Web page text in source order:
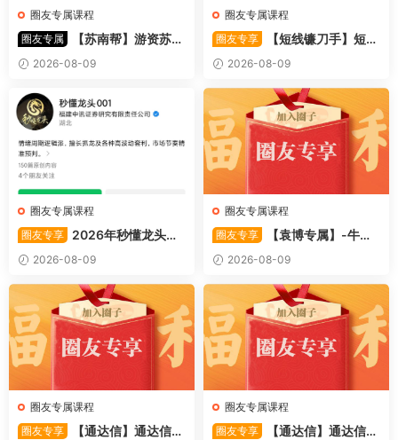
圈友专属课程
圈友专属
【苏南帮】游资苏南
帮资金情绪模式-强势股 视频
2026-08-09
圈友专属课程
圈友专享
【短线镰刀手】短线
镰刀手《强者恒强战法模型》
2026-08-09
圈友专属课程
圈友专享
2026年秒懂龙头股
001训练营内部课件资料
2026-08-09
圈友专属课程
圈友专享
【袁博专属】-牛散
特训营专栏 （牛散专属 加息-
2026-08-09
圈友专属课程
圈友专享
【通达信】通达信
圈友专属课程
圈友专享
【通达信】通达信